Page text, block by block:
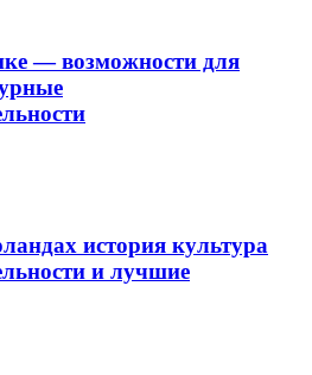
— возможности для
история культура
и лучшие